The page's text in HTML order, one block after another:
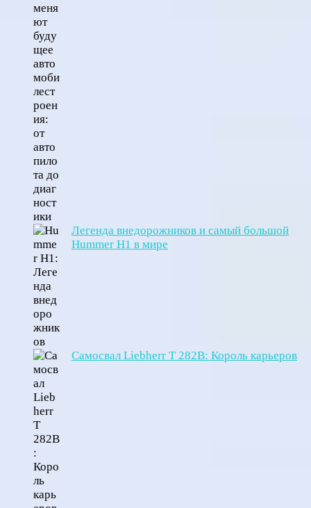
Легенда внедорожников и самый большой
Hummer H1 в мире
Самосвал Liebherr T 282B: Король карьеров